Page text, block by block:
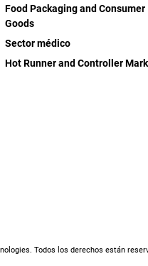
Food Packaging and Consumer
Goods
Sector médico
Hot Runner and Controller
Todos los derechos están